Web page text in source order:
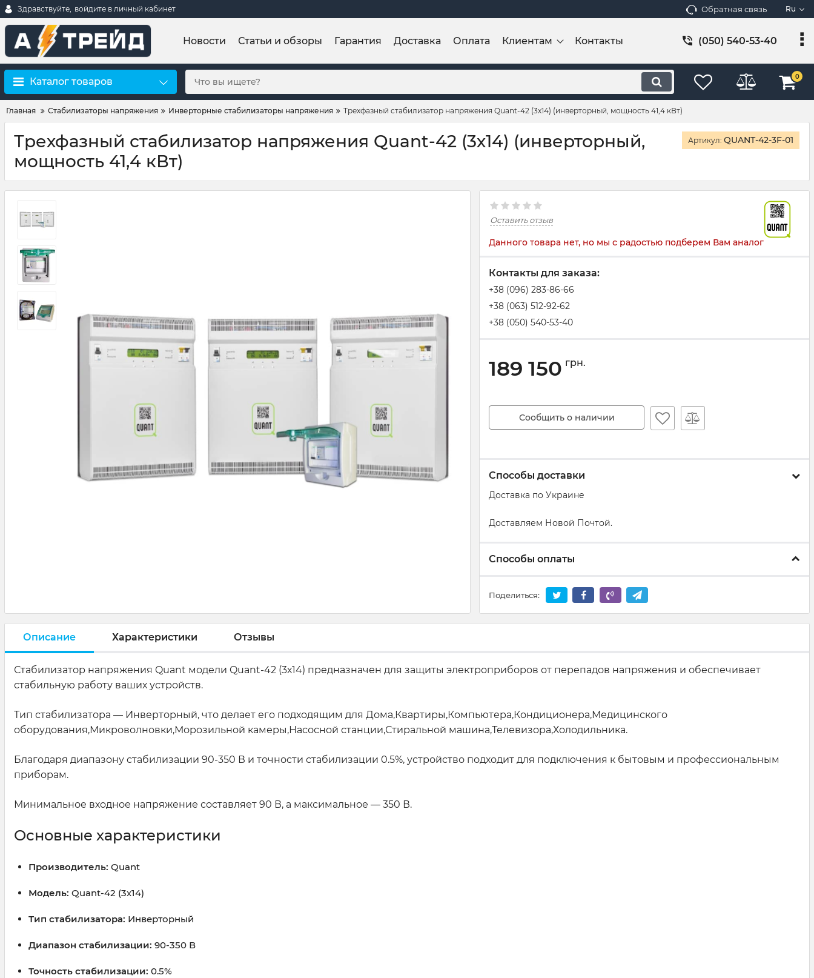
Здравствуйте, войдите в личный кабинет Обратная связь Ru
Новости Статьи и обзоры Гарантия Доставка Оплата Клиентам Контакты (050) 540-53-40
Каталог товаров 0
Главная Стабилизаторы напряжения Инверторные стабилизаторы напряжения Трехфазный стабилизатор напряжения Quant-42 (3х14) (инверторный, мощность 41,4 кВт)
Трехфазный стабилизатор напряжения Quant-42 (3х14) (инверторный,
мощность 41,4 кВт)
Артикул: QUANT-42-3F-01
Оставить отзыв
Данного товара нет, но мы с радостью подберем Вам аналог
Контакты для заказа:
+38 (096) 283-86-66
+38 (063) 512-92-62
+38 (050) 540-53-40
189 150 грн.
Сообщить о наличии
Способы доставки
Доставка по Украине
Доставляем Новой Почтой.
Способы оплаты
Поделиться:
Описание Характеристики Отзывы
Стабилизатор напряжения Quant модели Quant-42 (3х14) предназначен для защиты электроприборов от перепадов напряжения и обеспечивает
стабильную работу ваших устройств.
Тип стабилизатора — Инверторный, что делает его подходящим для Дома,Квартиры,Компьютера,Кондиционера,Медицинского
оборудования,Микроволновки,Морозильной камеры,Насосной станции,Стиральной машина,Телевизора,Холодильника.
Благодаря диапазону стабилизации 90-350 В и точности стабилизации 0.5%, устройство подходит для подключения к бытовым и профессиональным
приборам.
Минимальное входное напряжение составляет 90 В, а максимальное — 350 В.
Основные характеристики
Производитель: Quant
Модель: Quant-42 (3х14)
Тип стабилизатора: Инверторный
Диапазон стабилизации: 90-350 В
Точность стабилизации: 0.5%